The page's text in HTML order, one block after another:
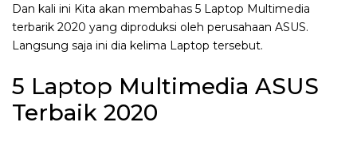
Dan kali ini Kita akan membahas 5 Laptop Multimedia
terbarik 2020 yang diproduksi oleh perusahaan ASUS.
Langsung saja ini dia kelima Laptop tersebut.
5 Laptop Multimedia ASUS
Terbaik 2020